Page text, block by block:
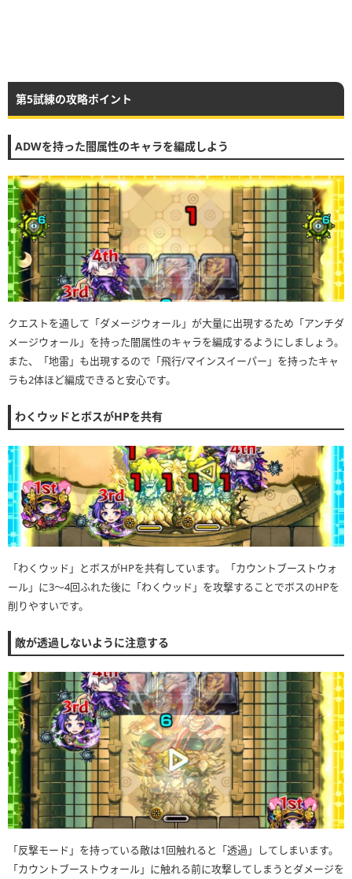
第5試練の攻略ポイント
ADWを持った闇属性のキャラを編成しよう
クエストを通して「ダメージウォール」が大量に出現するため「アンチダ
メージウォール」を持った闇属性のキャラを編成するようにしましょう。
また、「地雷」も出現するので「飛行/マインスイーパー」を持ったキャ
ラも2体ほど編成できると安心です。
わくウッドとボスがHPを共有
「わくウッド」とボスがHPを共有しています。「カウントブーストウォ
ール」に3〜4回ふれた後に「わくウッド」を攻撃することでボスのHPを
削りやすいです。
敵が透過しないように注意する
「反撃モード」を持っている敵は1回触れると「透過」してしまいます。
「カウントブーストウォール」に触れる前に攻撃してしまうとダメージを